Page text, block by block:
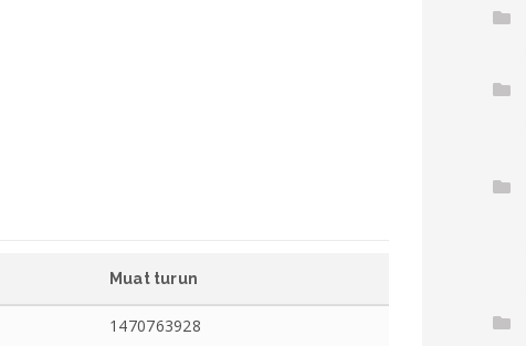
Muat turun
1470763928